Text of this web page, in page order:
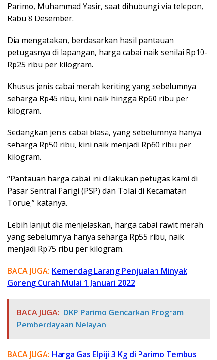
Parimo, Muhammad Yasir, saat dihubungi via telepon,
Rabu 8 Desember.
Dia mengatakan, berdasarkan hasil pantauan
petugasnya di lapangan, harga cabai naik senilai Rp10-
Rp25 ribu per kilogram.
Khusus jenis cabai merah keriting yang sebelumnya
seharga Rp45 ribu, kini naik hingga Rp60 ribu per
kilogram.
Sedangkan jenis cabai biasa, yang sebelumnya hanya
seharga Rp50 ribu, kini naik menjadi Rp60 ribu per
kilogram.
“Pantauan harga cabai ini dilakukan petugas kami di
Pasar Sentral Parigi (PSP) dan Tolai di Kecamatan
Torue,” katanya.
Lebih lanjut dia menjelaskan, harga cabai rawit merah
yang sebelumnya hanya seharga Rp55 ribu, naik
menjadi Rp75 ribu per kilogram.
BACA JUGA: Kemendag Larang Penjualan Minyak
Goreng Curah Mulai 1 Januari 2022
BACA JUGA: DKP Parimo Gencarkan Program
Pemberdayaan Nelayan
BACA JUGA: Harga Gas Elpiji 3 Kg di Parimo Tembus